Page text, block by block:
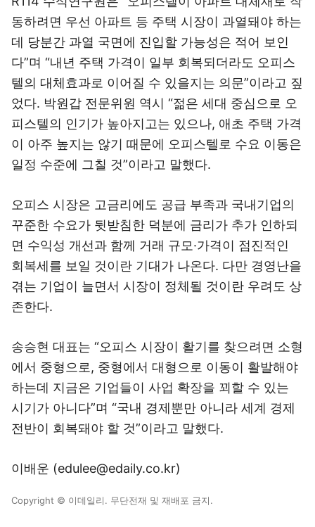
동하려면 우선 아파트 등 주택 시장이 과열돼야 하는
데 당분간 과열 국면에 진입할 가능성은 적어 보인
다”며 “내년 주택 가격이 일부 회복되더라도 오피스
텔의 대체효과로 이어질 수 있을지는 의문”이라고 짚
었다. 박원갑 전문위원 역시 “젊은 세대 중심으로 오
피스텔의 인기가 높아지고는 있으나, 애초 주택 가격
이 아주 높지는 않기 때문에 오피스텔로 수요 이동은
일정 수준에 그칠 것”이라고 말했다.
오피스 시장은 고금리에도 공급 부족과 국내기업의
꾸준한 수요가 뒷받침한 덕분에 금리가 추가 인하되
면 수익성 개선과 함께 거래 규모·가격이 점진적인
회복세를 보일 것이란 기대가 나온다. 다만 경영난을
겪는 기업이 늘면서 시장이 정체될 것이란 우려도 상
존한다.
송승현 대표는 “오피스 시장이 활기를 찾으려면 소형
에서 중형으로, 중형에서 대형으로 이동이 활발해야
하는데 지금은 기업들이 사업 확장을 꾀할 수 있는
시기가 아니다”며 “국내 경제뿐만 아니라 세계 경제
전반이 회복돼야 할 것”이라고 말했다.
이배운 (edulee@edaily.co.kr)
Copyright © 이데일리. 무단전재 및 재배포 금지.